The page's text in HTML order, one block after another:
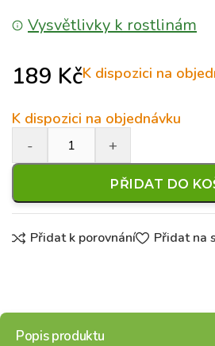
Vysvětlivky k rostlinám
189 KčK dispozici na
K dispozici na objednávku
PŘIDAT DO
Přidat k porovnání Přidat na
Popis produktu